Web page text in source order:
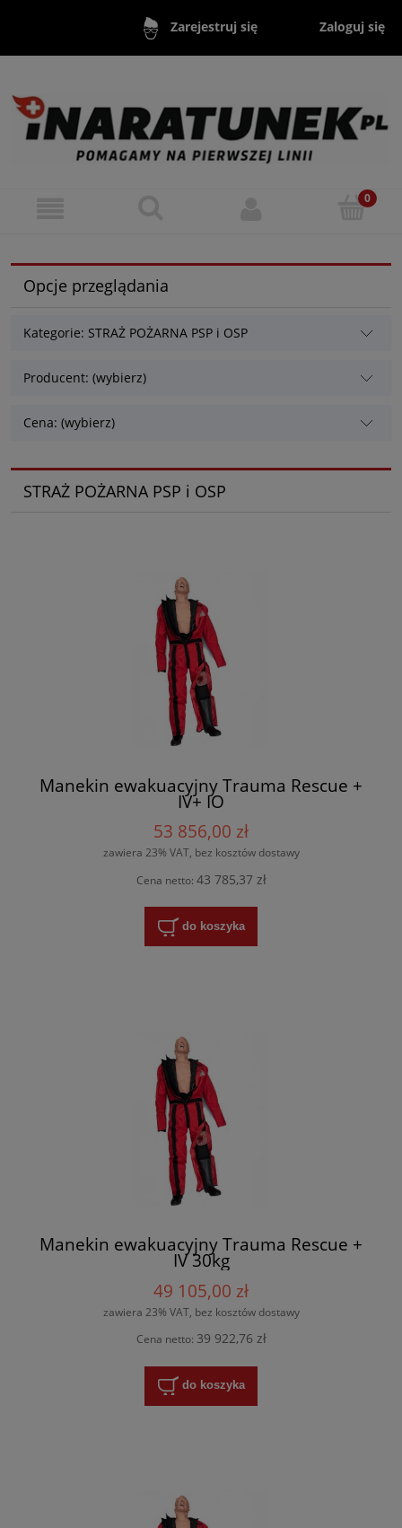
Zarejestruj się Zaloguj się
Opcje przeglądania
Kategorie: STRAŻ POŻARNA PSP i OSP
Producent: (wybierz)
Cena: (wybierz)
STRAŻ POŻARNA PSP i OSP
Manekin ewakuacyjny Trauma Rescue +
IV+ IO
53 856,00 zł
zawiera 23% VAT, bez kosztów dostawy
Cena netto: 43 785,37 zł
do koszyka
Manekin ewakuacyjny Trauma Rescue +
IV 30kg
49 105,00 zł
zawiera 23% VAT, bez kosztów dostawy
Cena netto: 39 922,76 zł
do koszyka